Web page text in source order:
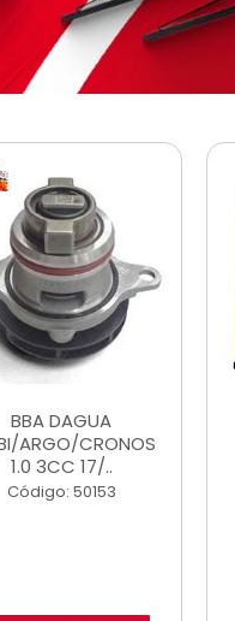
BBA DAGUA
ARGO/CRONOS
1.0 3CC 17/..
Código: 50153